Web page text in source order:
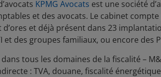
KPMG Avocats est une société
et des avocats. Le cabinet
et déjà présent dans 23
et des groupes familiaux, ou encore des
tous les domaines de la fiscalité –
: TVA, douane, fiscalité